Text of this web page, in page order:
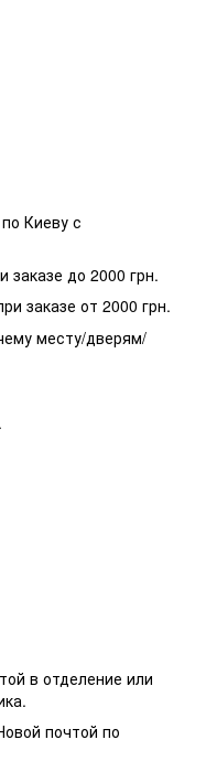
Киеву с
заказе до 2000 грн.
заказе от 2000 грн.
месту/дверям/
в отделение или
почтой по